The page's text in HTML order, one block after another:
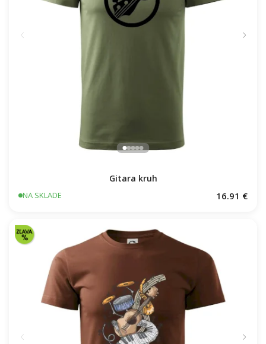
Gitara kruh
NA SKLADE 16.91 €